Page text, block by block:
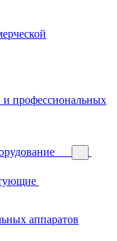
профессиональных
аппаратов